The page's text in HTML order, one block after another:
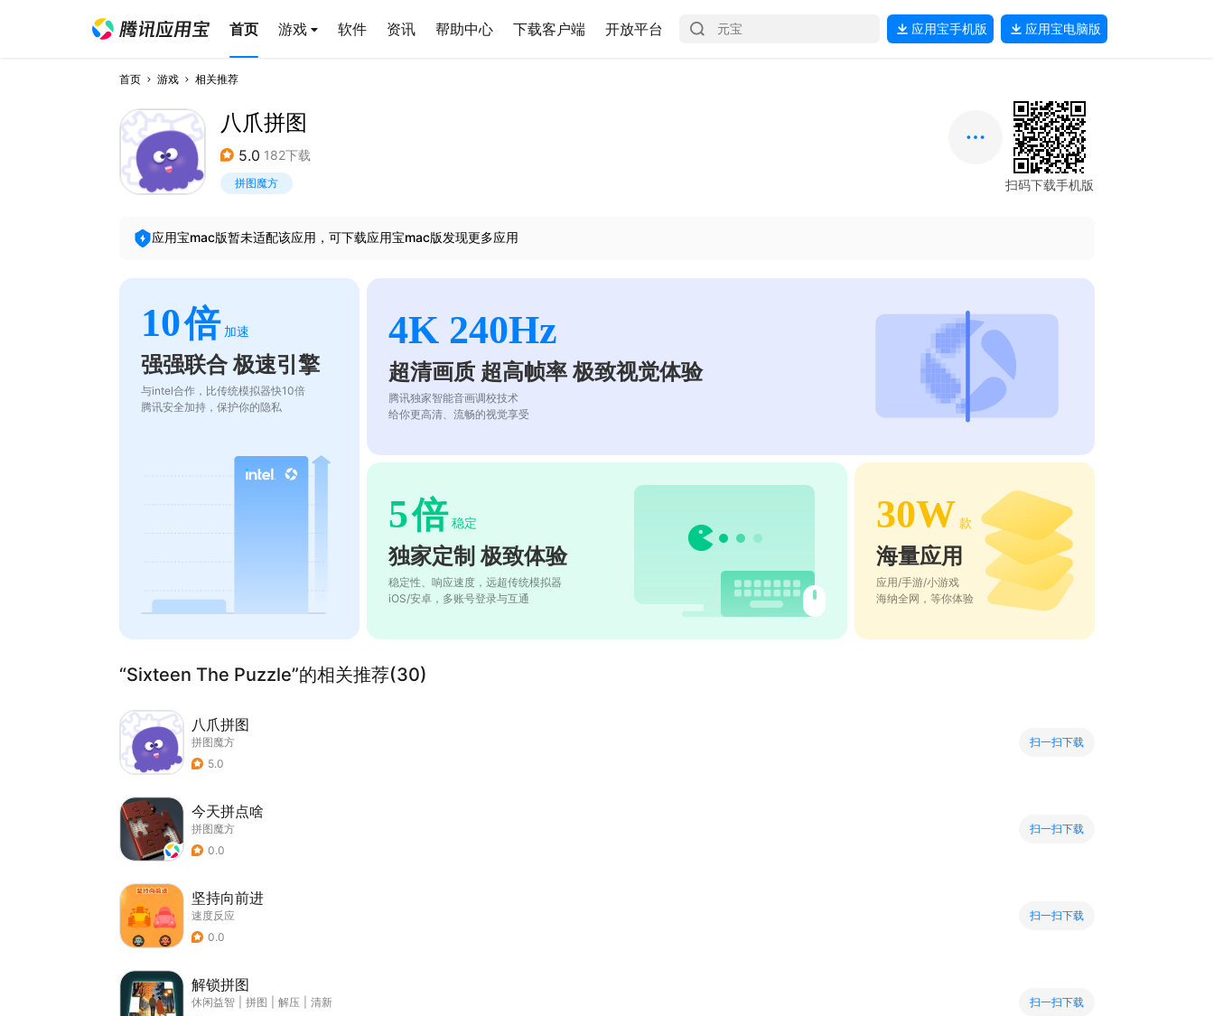
首页 游戏 软件 资讯 帮助中心 下载客户端 开放平台 应用宝手机版 应用宝电脑版
首页 游戏 相关推荐
八爪拼图
5.0 182下载
拼图魔方 扫码下载手机版
应用宝mac版暂未适配该应用，可下载应用宝mac版发现更多应用
10倍 加速
强强联合 极速引擎
与intel合作，比传统模拟器快10倍
腾讯安全加持，保护你的隐私
4K 240Hz
超清画质 超高帧率 极致视觉体验
腾讯独家智能音画调校技术
给你更高清、流畅的视觉享受
5倍 稳定
独家定制 极致体验
稳定性、响应速度，远超传统模拟器
iOS/安卓，多账号登录与互通
30W 款
海量应用
应用/手游/小游戏
海纳全网，等你体验
“Sixteen The Puzzle”的相关推荐(30)
八爪拼图
拼图魔方
5.0
扫一扫下载
今天拼点啥
拼图魔方
0.0
扫一扫下载
坚持向前进
速度反应
0.0
扫一扫下载
解锁拼图
休闲益智 拼图 解压
清新
扫一扫下载